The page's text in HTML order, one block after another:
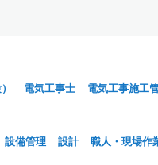
電気工事士 電気工事施工
設備管理 設計 職人・現場作